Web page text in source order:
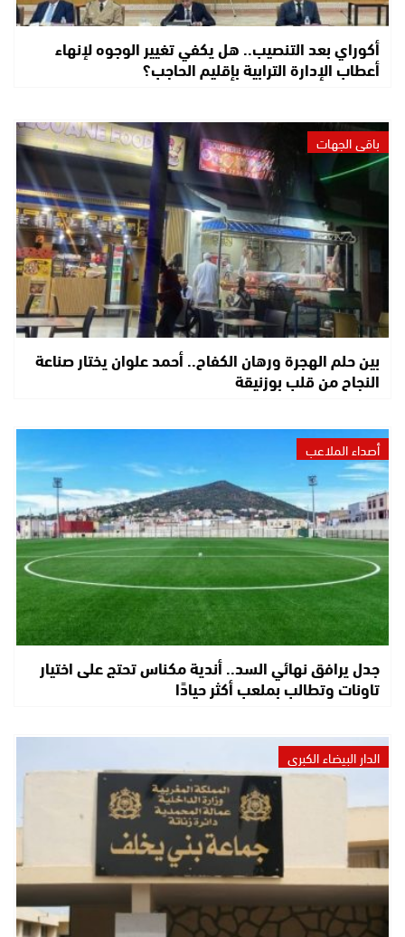
أكوراي بعد التنصيب.. هل يكفي تغيير الوجوه لإنهاء
أعطاب الإدارة الترابية بإقليم الحاجب؟
باقي الجهات
بين حلم الهجرة ورهان الكفاح.. أحمد علوان يختار صناعة
النجاح من قلب بوزنيقة
أصداء الملاعب
جدل يرافق نهائي السد.. أندية مكناس تحتج على اختيار
تاونات وتطالب بملعب أكثر حيادًا
الدار البيضاء الكبرى